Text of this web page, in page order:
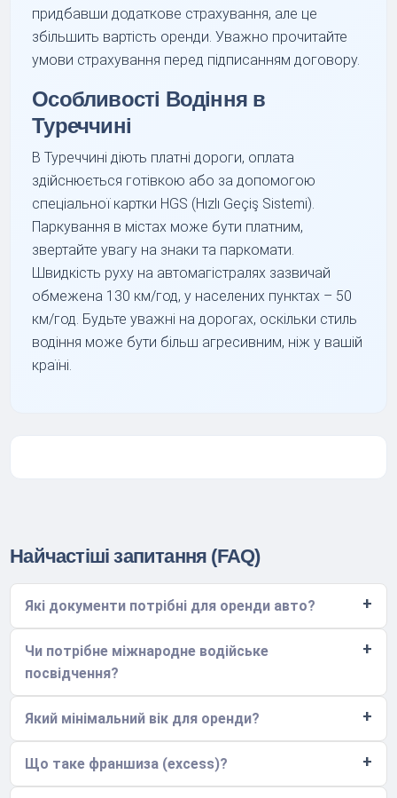
придбавши додаткове страхування, але це
збільшить вартість оренди. Уважно прочитайте
умови страхування перед підписанням договору.
Особливості Водіння в
Туреччині
В Туреччині діють платні дороги, оплата
здійснюється готівкою або за допомогою
спеціальної картки HGS (Hızlı Geçiş Sistemi).
Паркування в містах може бути платним,
звертайте увагу на знаки та паркомати.
Швидкість руху на автомагістралях зазвичай
обмежена 130 км/год, у населених пунктах – 50
км/год. Будьте уважні на дорогах, оскільки стиль
водіння може бути більш агресивним, ніж у вашій
країні.
Найчастіші запитання (FAQ)
Які документи потрібні для оренди авто?
Чи потрібне міжнародне водійське
посвідчення?
Який мінімальний вік для оренди?
Що таке франшиза (excess)?